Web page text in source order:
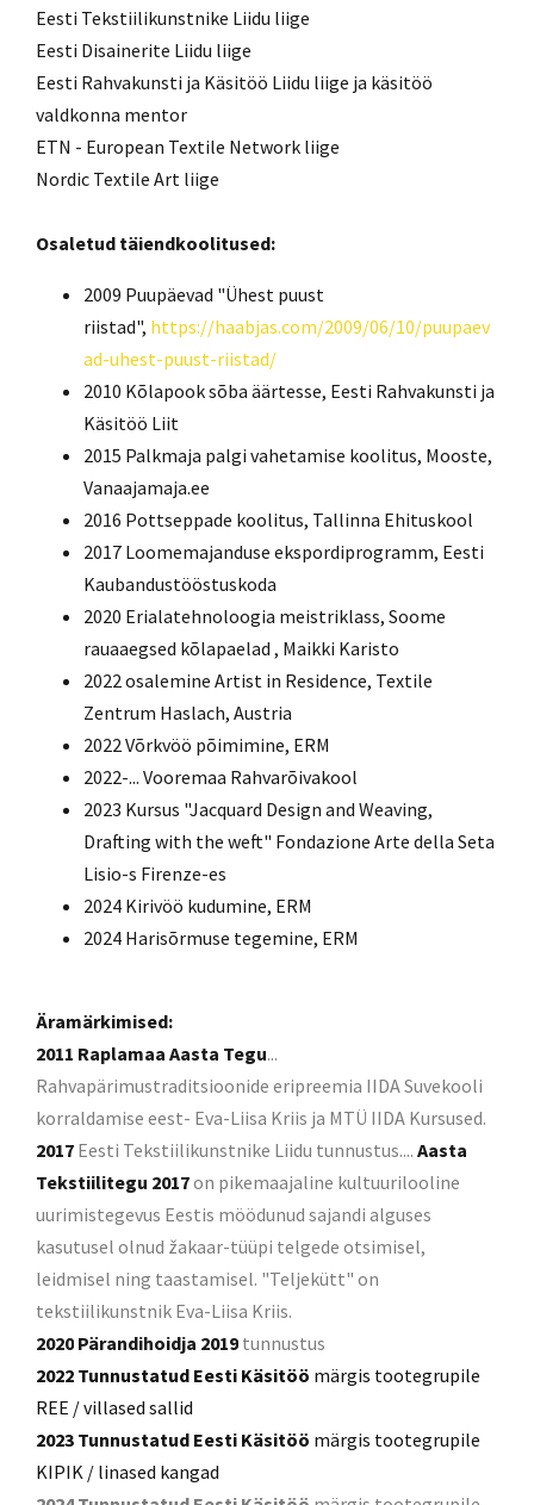
Eesti Tekstiilikunstnike Liidu liige
Eesti Disainerite Liidu liige
Eesti Rahvakunsti ja Käsitöö Liidu liige ja käsitöö
valdkonna mentor
ETN - European Textile Network liige
Nordic Textile Art liige
Osaletud täiendkoolitused:
2009 Puupäevad "Ühest puust
riistad", https://haabjas.com/2009/06/10/puupaev
ad-uhest-puust-riistad/
2010 Kõlapook sõba äärtesse, Eesti Rahvakunsti ja
Käsitöö Liit
2015 Palkmaja palgi vahetamise koolitus, Mooste,
Vanaajamaja.ee
2016 Pottseppade koolitus, Tallinna Ehituskool
2017 Loomemajanduse ekspordiprogramm, Eesti
Kaubandustööstuskoda
2020 Erialatehnoloogia meistriklass, Soome
rauaaegsed kõlapaelad , Maikki Karisto
2022 osalemine Artist in Residence, Textile
Zentrum Haslach, Austria
2022 Võrkvöö põimimine, ERM
2022-... Vooremaa Rahvarõivakool
2023 Kursus "Jacquard Design and Weaving,
Drafting with the weft" Fondazione Arte della Seta
Lisio-s Firenze-es
2024 Kirivöö kudumine, ERM
2024 Harisõrmuse tegemine, ERM
Äramärkimised:
2011 Raplamaa Aasta Tegu...
Rahvapärimustraditsioonide eripreemia IIDA Suvekooli
korraldamise eest- Eva-Liisa Kriis ja MTÜ IIDA Kursused.
2017 Eesti Tekstiilikunstnike Liidu tunnustus.... Aasta
Tekstiilitegu 2017on pikemaajaline kultuurilooline
uurimistegevus Eestis möödunud sajandi alguses
kasutusel olnud žakaar-tüüpi telgede otsimisel,
leidmisel ning taastamisel. "Teljekütt" on
tekstiilikunstnik Eva-Liisa Kriis.
2020 Pärandihoidja 2019 tunnustus
2022 Tunnustatud Eesti Käsitöö märgis tootegrupile
REE / villased sallid
2023 Tunnustatud Eesti Käsitöö märgis tootegrupile
KIPIK / linased kangad